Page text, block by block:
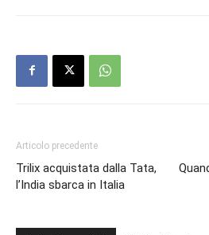
Articolo precedente
Trilix acquistata dalla Tata,
l’India sbarca in Italia